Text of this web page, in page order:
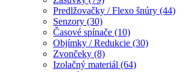
Predlžovačky / Flexo šnúry (44)
Senzory (30)
Časové spínače (10)
Objímky / Redukcie (30)
Zvončeky (8)
Izolačný materiál (64)